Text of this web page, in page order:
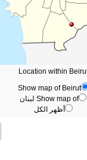
Location within
Show map of Beirut
Show map of لبنان
أظهر الكل